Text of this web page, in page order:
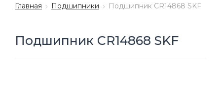
Главная Подшипники Подшипник CR14868 SKF
Подшипник CR14868 SKF